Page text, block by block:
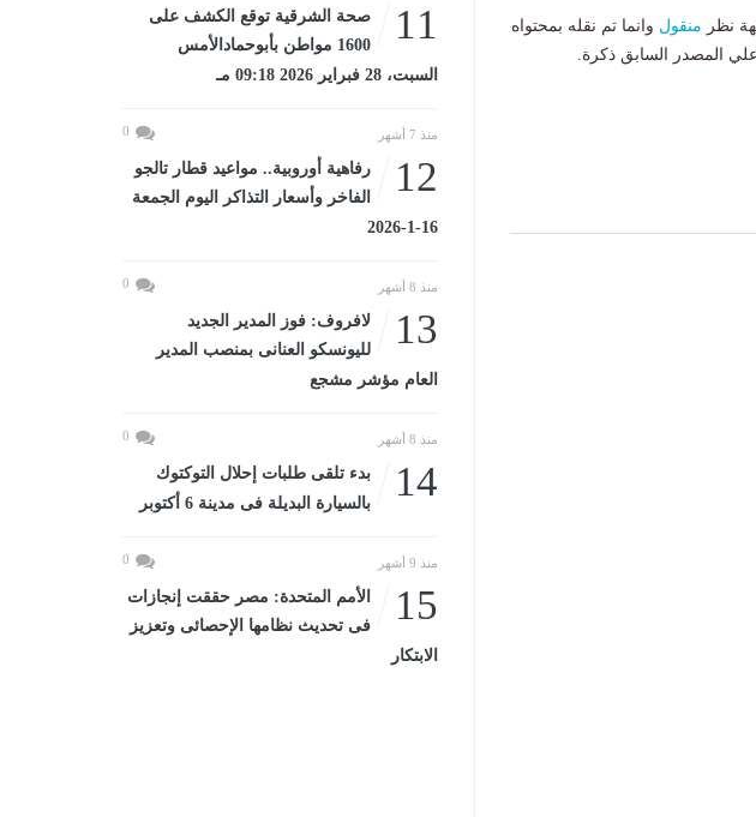
نظر منقول وانما تم نقله بمحتواه
المصدر السابق ذكرة.
11
صحة الشرقية توقع الكشف على
1600 مواطن بأبوحمادالأمس
السبت، 28 فبراير 2026 09:18 مـ
منذ 7 أشهر 0
12
رفاهية أوروبية.. مواعيد قطار تالجو
الفاخر وأسعار التذاكر اليوم الجمعة
16-1-2026
منذ 8 أشهر 0
13
لافروف: فوز المدير الجديد
لليونسكو العنانى بمنصب المدير
العام مؤشر مشجع
منذ 8 أشهر 0
14
بدء تلقى طلبات إحلال التوكتوك
بالسيارة البديلة فى مدينة 6 أكتوبر
منذ 9 أشهر 0
15
الأمم المتحدة: مصر حققت إنجازات
فى تحديث نظامها الإحصائى وتعزيز
الابتكار